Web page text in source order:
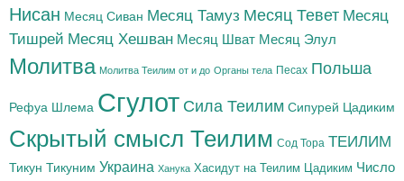
Нисан Месяц Сиван Месяц Тамуз Месяц Тевет Месяц
Тишрей Месяц Хешван Месяц Шват Месяц Элул
Молитва Молитва Теилим от и до Органы тела Песах Польша
Рефуа Шлема Сгулот Сила Теилим Сипурей Цадиким
Скрытый смысл Теилим Сод Тора ТЕИЛИМ
Тикун Тикуним Украина Ханука Хасидут на Теилим Цадиким Число